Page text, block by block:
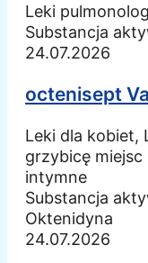
Leki
Substancja
24.07.2026
octenisept
Leki dla kobiet,
grzybicę
intymne
Substancja
Oktenidyna
24.07.2026